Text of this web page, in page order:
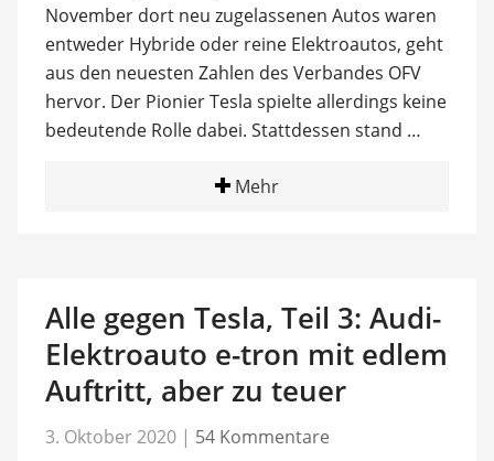
November dort neu zugelassenen Autos waren
entweder Hybride oder reine Elektroautos, geht
aus den neuesten Zahlen des Verbandes OFV
hervor. Der Pionier Tesla spielte allerdings keine
bedeutende Rolle dabei. Stattdessen stand …
Mehr
Alle gegen Tesla, Teil 3: Audi-
Elektroauto e-tron mit edlem
Auftritt, aber zu teuer
3. Oktober 2020 | 54 Kommentare